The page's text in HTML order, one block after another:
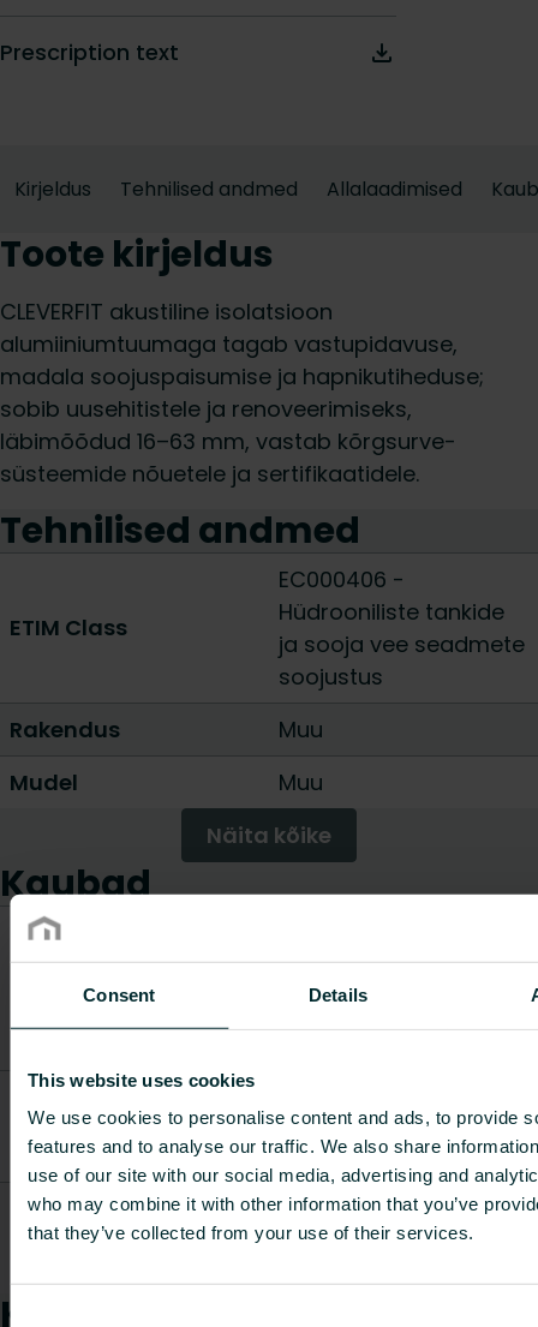
Consent Details
This website uses cookies
We use cookies to personalise content and ads, to provide
features and to analyse our traffic. We also share
use of our site with our social media, advertising and
who may combine it with other information that you’ve
that they’ve collected from your use of their services.
Consent
Prescription text
Kirjeldus Tehnilised andmed Allalaadimised
Toote kirjeldus
CLEVERFIT akustiline isolatsioon
alumiiniumtuumaga tagab vastupidavuse,
madala soojuspaisumise ja hapnikutiheduse;
sobib uusehitistele ja renoveerimiseks,
läbimõõdud 16–63 mm, vastab kõrgsurve­
süsteemide nõuetele ja sertifikaatidele.
Tehnilised andmed
ETIM Class
EC000406 -
Hüdrooniliste tankide
ja sooja vee seadmete
soojustus
Rakendus
Muu
Mudel
Muu
Näita kõike
Kaubad
Kauba kood
[kg]
ekvivalent
FAZTA00INSU520E0
Radial
insulation
WallElb
52mm
- -
FAZTA00INSU780E0
Radial
insulation
WallElb
- -
Kuidas saame teid aidata?